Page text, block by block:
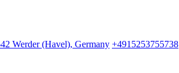
Werder (Havel), Germany +4915253755738